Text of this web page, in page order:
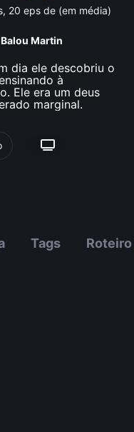
20 eps de (em média)
Martin
dia ele descobriu o
à
Ele era um deus
marginal.
Tags Roteiro